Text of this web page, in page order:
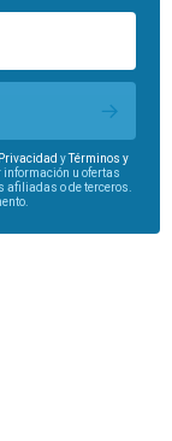
yTérminos y
información u ofertas
afiliadas o de terceros.